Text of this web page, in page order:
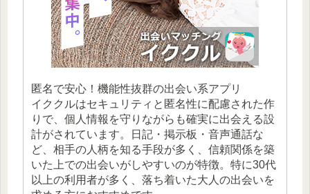
匿名で安心！機能性抜群の出会い系アプリ
イククルはセキュリティと匿名性に配慮された作
りで、個人情報を守りながらも確実に出会える設
計がされています。日記・掲示板・音声通話な
ど、相手の人柄を知る手段が多く、信頼関係を築
いた上での出会いがしやすいのが特徴。特に30代
以上の利用者が多く、落ち着いた大人の出会いを